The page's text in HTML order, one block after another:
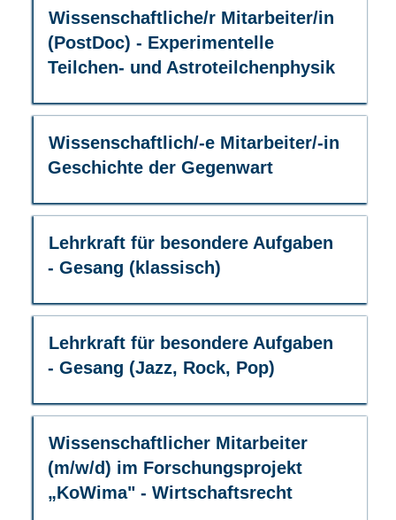
von
15
angezeigt
Sie
Tabulatortaste,
die
zu
Sie
eine
Stelle
Details
anzuzeigen.
vollständig
anzuzeigen.
Stellenbezeichnung
Wissenschaftliche/r Mitarbeiter/in
(PostDoc) - Experimentelle
Teilchen- und Astroteilchenphysik
Drücken
Sie
die
Leertaste,
vollständig
anzuzeigen.
Stellenbezeichnung
Wissenschaftlich/-e Mitarbeiter/-in
Geschichte der Gegenwart
Drücken
Sie
die
um
die
vollständig
Stellenbezeichnung
Lehrkraft für besondere Aufgaben
- Gesang (klassisch)
Drücken
Sie
die
um
die
vollständig
Stellenbezeichnung
Lehrkraft für besondere Aufgaben
- Gesang (Jazz, Rock, Pop)
Drücken
Sie
die
um
die
vollständig
anzuzeigen.
Stellenbezeichnung
Wissenschaftlicher Mitarbeiter
(m/w/d) im Forschungsprojekt
„KoWima" - Wirtschaftsrecht
Drücken
Sie
die
Leertaste,